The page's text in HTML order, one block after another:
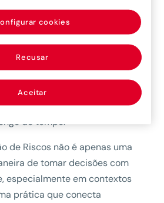
esse reconhecimento com
de tudo, como um reflexo
a gestão que
do tempo.
de Riscos não é apenas uma
de tomar decisões com
especialmente em contextos
prática que conecta
Recusar
Aceitar
cookies